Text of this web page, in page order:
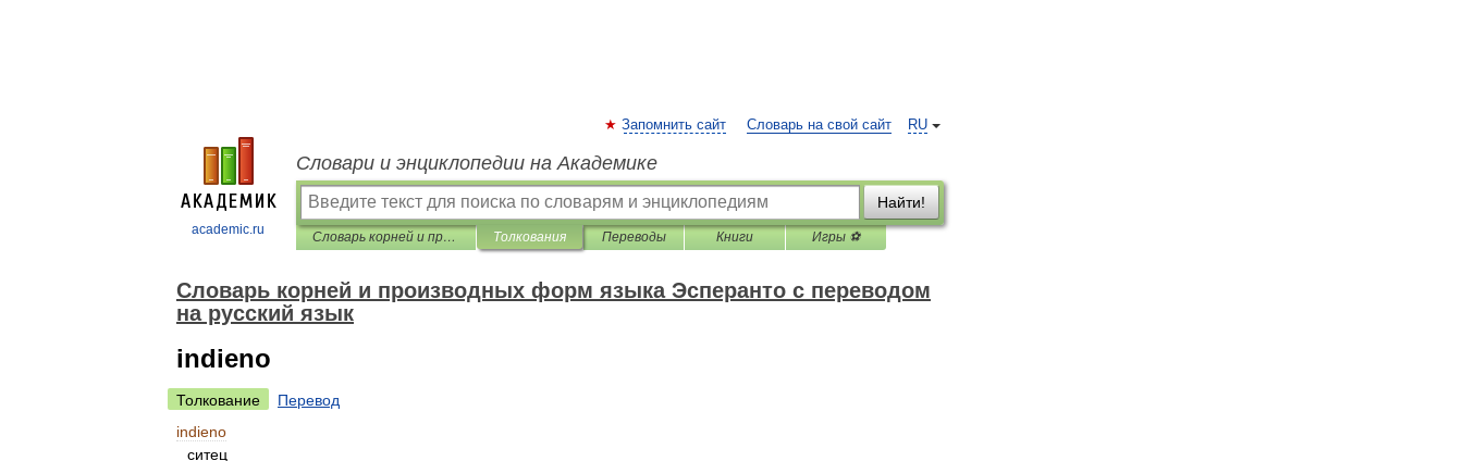
academic.ru
RU
Запомнить сайт Словарь на свой сайт
Словари и энциклопедии на Академике
Найти!
Словарь корней и производных форм языка Эсперанто с переводом на русский язык Толкования Переводы Книги Игры ⚽
Словарь корней и производных форм языка Эсперанто с переводом
на русский язык
indieno
Толкование
Перевод
indieno
ситец